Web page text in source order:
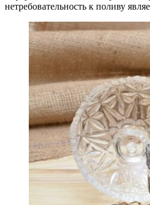
нетребовательность к поливу